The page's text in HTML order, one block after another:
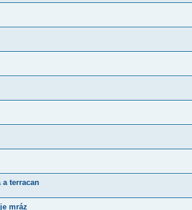
a terracan
mráz